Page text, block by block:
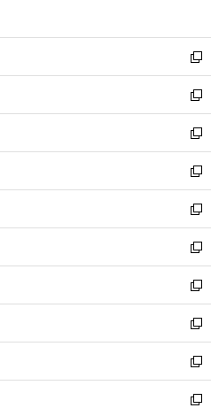
開
く
ウ
で
開
く
ン
ド
ウ
で
開
く
新
し
い
ウ
ィ
ン
ド
ウ
で
開
く
新
し
い
ウ
ィ
ン
ド
ウ
で
開
く
新
し
い
ウ
ィ
ン
ド
ウ
で
開
く
新
し
い
ウ
ィ
ン
ド
ウ
で
開
く
新
し
い
ウ
ィ
ン
ド
ウ
で
開
く
新
し
い
ウ
ィ
ン
ド
ウ
で
新
し
い
ウ
ィ
ン
ド
新
し
い
ウ
ィ
新
し
い
新